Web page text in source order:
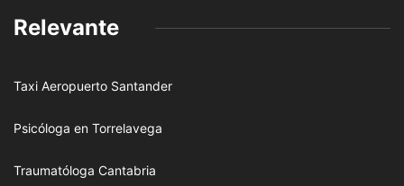
Relevante
Taxi Aeropuerto Santander
Psicóloga en Torrelavega
Traumatóloga Cantabria